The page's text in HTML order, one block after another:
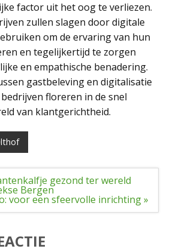
factor uit het oog te verliezen.
zullen slagen door digitale
om de ervaring van hun
en tegelijkertijd te zorgen
en empathische benadering.
gastbeleving en digitalisatie
floreren in de snel
van klantgerichtheid.
gezond ter wereld
Bergen
voor een sfeervolle inrichting »